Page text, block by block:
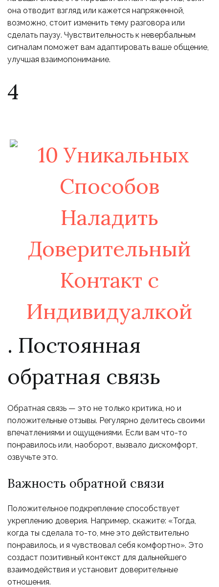
она отводит взгляд или кажется напряженной,
возможно, стоит изменить тему разговора или
сделать паузу. Чувствительность к невербальным
сигналам поможет вам адаптировать ваше общение,
улучшая взаимопонимание.
4
. Постоянная
обратная связь
Обратная связь — это не только критика, но и
положительные отзывы. Регулярно делитесь своими
впечатлениями и ощущениями. Если вам что-то
понравилось или, наоборот, вызвало дискомфорт,
озвучьте это.
Важность обратной связи
Положительное подкрепление способствует
укреплению доверия. Например, скажите: «Тогда,
когда ты сделала то-то, мне это действительно
понравилось, и я чувствовал себя комфортно». Это
создаст позитивный контекст для дальнейшего
взаимодействия и установит доверительные
отношения.